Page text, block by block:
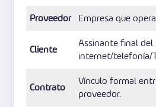
Proveedor
Empresa que
Cliente
Assinante final del
internet/telefonía/
Contrato
Vínculo formal
proveedor.